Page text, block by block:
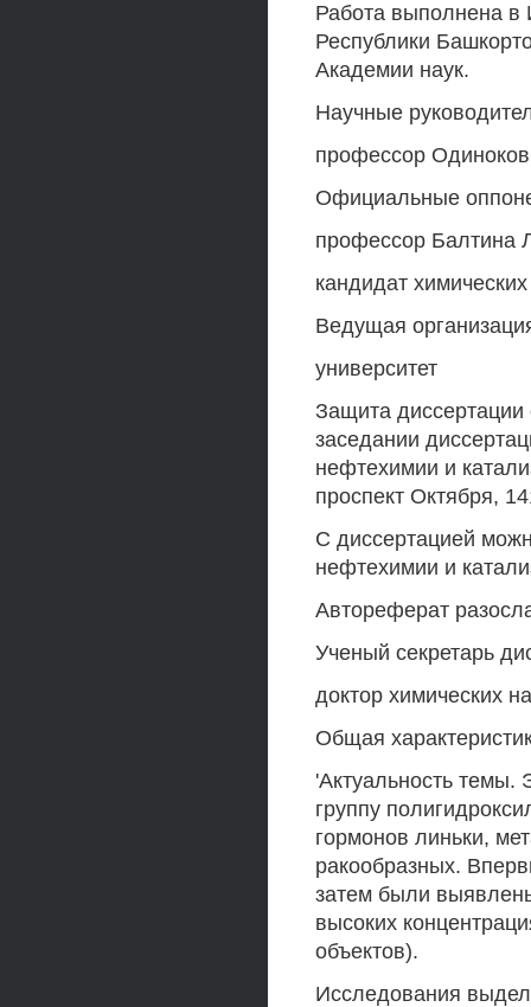
Работа выполнена в
Республики
Академии наук.
Научные
профессор
Официальные
профессор Балтина
кандидат
Ведущая
университет
Защита диссертации
заседании
нефтехимии и
проспект Октября,
С диссертацией
нефтехимии и
Автореферат
Ученый секретарь
доктор химических
Общая
'Актуальность
группу
гормонов линьки,
ракообразных.
затем были
высоких
объектов).
Исследования